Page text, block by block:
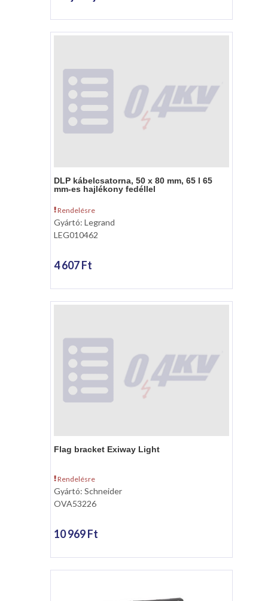
DLP kábelcsatorna, 50 x 80 mm, 65 l 65
mm-es hajlékony fedéllel
Rendelésre
Gyártó: Legrand
LEG010462
4 607 Ft
Flag bracket Exiway Light
Rendelésre
Gyártó: Schneider
OVA53226
10 969 Ft